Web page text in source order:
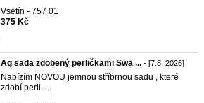
Vsetín - 757 01
375 Kč
Ag sada zdobený perličkami Swa ... - [7.8. 2026]
Nabízím NOVOU jemnou stříbrnou sadu , které
zdobí perli ...